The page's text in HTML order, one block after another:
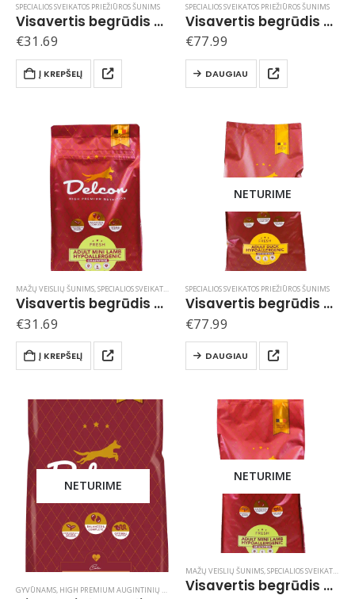
SPECIALIOS SVEIKATOS PRIEŽIŪROS ŠUNIMS
Visavertis begrūdis hipoalerginis pašaras jauniems šunims JUNIOR HYPOALLERGENIC / 3 kg
€31.69
Į KREPŠELĮ
SPECIALIOS SVEIKATOS PRIEŽIŪROS ŠUNIMS
Visavertis begrūdis hipoalerginis pašaras šuniukams PUPPY HYPOALLERGENIC / 10 kg
€77.99
DAUGIAU
MAŽŲ VEISLIŲ ŠUNIMS,SPECIALIOS SVEIKATOS PRIEŽIŪROS ŠUNIMS
Visavertis begrūdis hipoalerginis pašaras suaugusiems mažų veislių šunims MINI HYPOALLERGENIC su ėriena / 3 kg
€31.69
Į KREPŠELĮ
NETURIME
SPECIALIOS SVEIKATOS PRIEŽIŪROS ŠUNIMS
Visavertis begrūdis hipoalerginis pašaras suaugusiems šunims HYPOALLERGENIC su antiena / 10 kg
€77.99
DAUGIAU
NETURIME
GYVŪNAMS, HIGH PREMIUM AUGINTINIŲ MAISTAS DELCON / BELGIJA , HIGH PREMIUM ŠUNŲ
NETURIME
MAŽŲ VEISLIŲ ŠUNIMS,SPECIALIOS SVEIKATOS PRIEŽIŪROS ŠUNIMS
Visavertis begrūdis hipoalerginis pašaras suaugusiems mažų veislių šunims MINI HYPOALLERGENIC su ėriena / 10 kg